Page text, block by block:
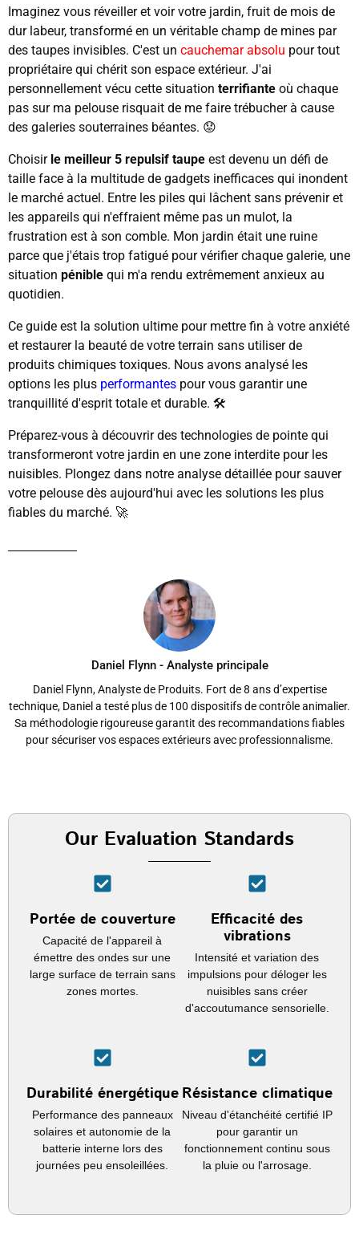
Imaginez vous réveiller et voir votre jardin, fruit de mois de
dur labeur, transformé en un véritable champ de mines par
des taupes invisibles. C'est un cauchemar absolu pour tout
propriétaire qui chérit son espace extérieur. J'ai
personnellement vécu cette situation terrifiante où chaque
pas sur ma pelouse risquait de me faire trébucher à cause
des galeries souterraines béantes. 😟
Choisir le meilleur 5 repulsif taupe est devenu un défi de
taille face à la multitude de gadgets inefficaces qui inondent
le marché actuel. Entre les piles qui lâchent sans prévenir et
les appareils qui n'effraient même pas un mulot, la
frustration est à son comble. Mon jardin était une ruine
parce que j'étais trop fatigué pour vérifier chaque galerie, une
situation pénible qui m'a rendu extrêmement anxieux au
quotidien.
Ce guide est la solution ultime pour mettre fin à votre anxiété
et restaurer la beauté de votre terrain sans utiliser de
produits chimiques toxiques. Nous avons analysé les
options les plus performantes pour vous garantir une
tranquillité d'esprit totale et durable. 🛠️
Préparez-vous à découvrir des technologies de pointe qui
transformeront votre jardin en une zone interdite pour les
nuisibles. Plongez dans notre analyse détaillée pour sauver
votre pelouse dès aujourd'hui avec les solutions les plus
fiables du marché. 🚀
Daniel Flynn - Analyste principale
Daniel Flynn, Analyste de Produits. Fort de 8 ans d’expertise
technique, Daniel a testé plus de 100 dispositifs de contrôle animalier.
Sa méthodologie rigoureuse garantit des recommandations fiables
pour sécuriser vos espaces extérieurs avec professionnalisme.
Our Evaluation Standards
Portée de couverture
Capacité de l'appareil à
émettre des ondes sur une
large surface de terrain sans
zones mortes.
Efficacité des
vibrations
Intensité et variation des
impulsions pour déloger les
nuisibles sans créer
d'accoutumance sensorielle.
Durabilité énergétique
Performance des panneaux
solaires et autonomie de la
batterie interne lors des
journées peu ensoleillées.
Résistance climatique
Niveau d'étanchéité certifié IP
pour garantir un
fonctionnement continu sous
la pluie ou l'arrosage.